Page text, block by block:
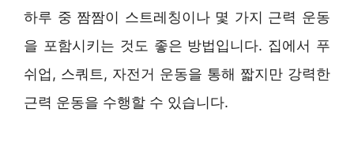
하루 중 짬짬이 스트레칭이나 몇 가지 근력 운동
을 포함시키는 것도 좋은 방법입니다. 집에서 푸
쉬업, 스쿼트, 자전거 운동을 통해 짧지만 강력한
근력 운동을 수행할 수 있습니다.